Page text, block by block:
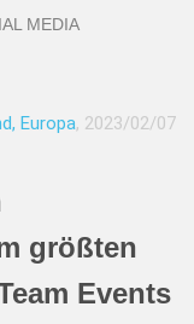
MEDIA
Europa, 2023/02/07
größten
Events